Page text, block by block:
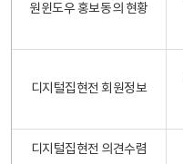
원윈도우 홍보동의 현황
디지털집현전 회원정보
디지털집현전 의견수렴